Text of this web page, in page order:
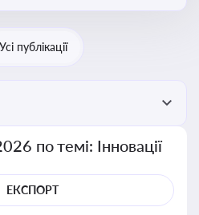
Усі публікації
по темі: Інновації
ЕКСПОРТ